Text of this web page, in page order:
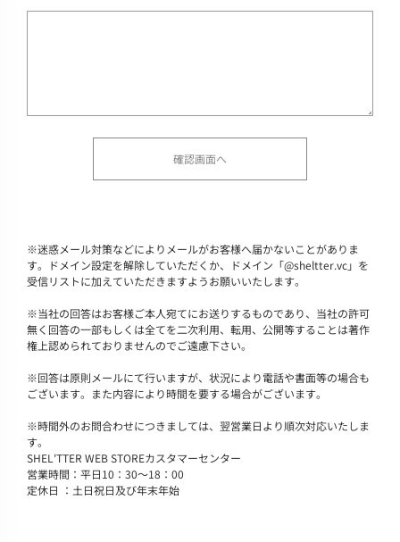
※迷惑メール対策などによりメールがお客様へ届かないことがありま
す。ドメイン設定を解除していただくか、ドメイン「@sheltter.vc」を
受信リストに加えていただきますようお願いいたします。
※当社の回答はお客様ご本人宛てにお送りするものであり、当社の許可
無く回答の一部もしくは全てを二次利用、転用、公開等することは著作
権上認められておりませんのでご遠慮下さい。
※回答は原則メールにて行いますが、状況により電話や書面等の場合も
ございます。また内容により時間を要する場合がございます。
※時間外のお問合わせにつきましては、翌営業日より順次対応いたしま
す。
SHEL'TTER WEB STOREカスタマーセンター
営業時間：平日10：30～18：00
定休日 ：土日祝日及び年末年始